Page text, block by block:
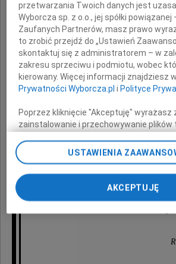
urodzony 30
absolwent UJ w Krakowie,
w USA oraz
Jego prochy spoczną na
Uroczystość
przetwarzania Twoich danych jest
Wyborcza sp. z o.o., jej spółki powiązanej
Zaufanych Partnerów, masz prawo
to zrobić przejdź do „Ustawień
skontaktuj się z administratorem – w
zakresu sprzeciwu i podmiotu, wobec
kierowany. Więcej informacji znajdziesz w
Prywatności Wyborcza.pl i Polityce
Poprzez kliknięcie "Akceptuję" wyrażasz
zainstalowanie i przechowywanie plików
na Twoim urządzeniu końcowym.
chwili zmienić swoje preferencje dot.
ponownie wywołując narzędzie do
preferencjami dot. przetwarzania danych
odnośnik „Ustawienia prywatności” w
USTAWIENIA
AKCEPTUJĘ